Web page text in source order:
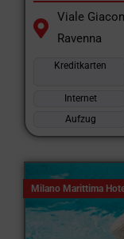
Viale
Ravenna
Kreditkarten
Internet
Aufzug
Milano Marittima